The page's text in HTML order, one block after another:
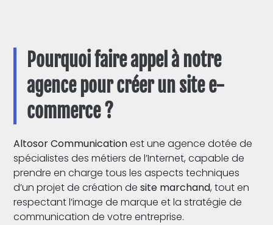
Pourquoi faire appel à notre
agence pour créer un site e-
commerce ?
Altosor Communicationest une agence dotée de
spécialistes des métiers de l’Internet, capable de
prendre en charge tous les aspects techniques
d’un projet de création desite marchand, tout en
respectant l’image de marque et la stratégie de
communication de votre entreprise.